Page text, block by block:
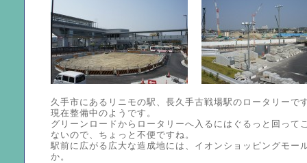
久手市にあるリニモの駅、長久手古戦場駅のロータリーで
現在整備中のようです。
グリーンロードからロータリーへ入るにはぐるっと回って
ないので、ちょっと不便ですね。
駅前に広がる広大な造成地には、イオンショッピングモー
か。